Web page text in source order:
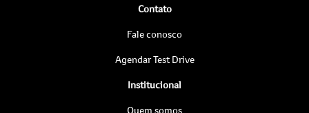
Contato
Fale conosco
Agendar Test Drive
Institucional
Quem somos